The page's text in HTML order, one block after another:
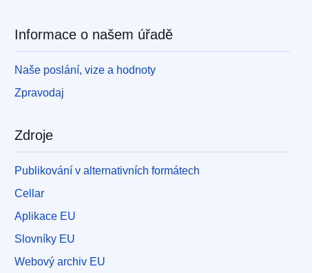
Informace o našem úřadě
Naše poslání, vize a hodnoty
Zpravodaj
Zdroje
Publikování v alternativních formátech
Cellar
Aplikace EU
Slovníky EU
Webový archiv EU